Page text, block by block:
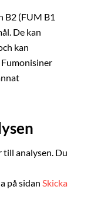
B2 (FUM B1
De kan
kan
Fumonisiner
till analysen. Du
på sidan Skicka